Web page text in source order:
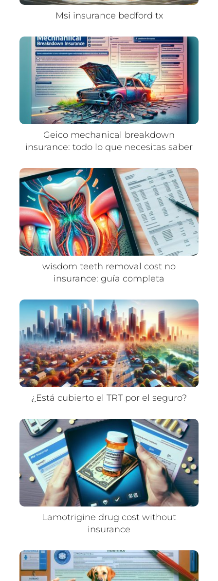
Msi insurance bedford tx
Geico mechanical breakdown
insurance: todo lo que necesitas saber
wisdom teeth removal cost no
insurance: guía completa
¿Está cubierto el TRT por el seguro?
Lamotrigine drug cost without
insurance